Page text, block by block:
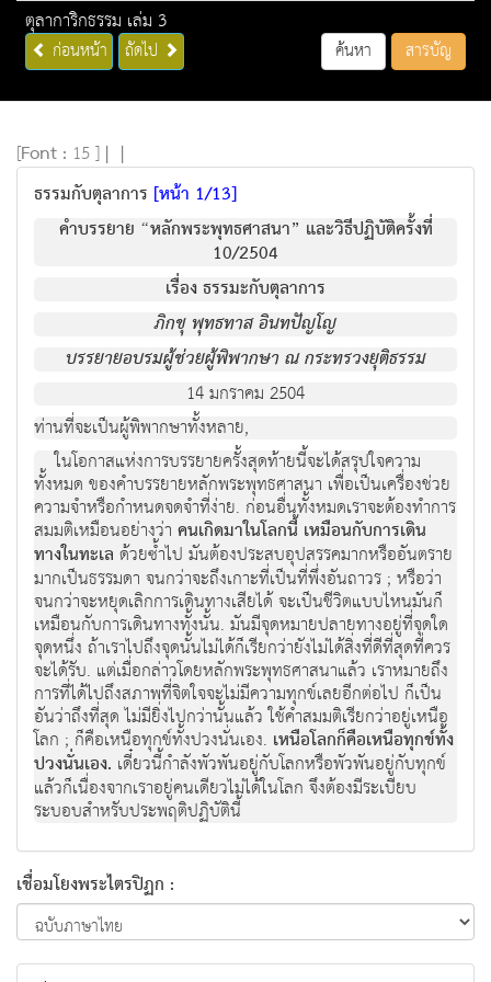
ตุลาการิกธรรม เล่ม 3
ก่อนหน้า ถัดไป ค้นหา สารบัญ
[Font : 15 ] | |
ธรรมกับตุลาการ [หน้า 1/13]
คำบรรยาย “หลักพระพุทธศาสนา” และวิธีปฏิบัติครั้งที่
10/2504
เรื่อง ธรรมะกับตุลาการ
ภิกขุ พุทธทาส อินทปัญโญ
บรรยายอบรมผู้ช่วยผู้พิพากษา ณ กระทรวงยุติธรรม
14 มกราคม 2504
ท่านที่จะเป็นผู้พิพากษาทั้งหลาย,
ในโอกาสแห่งการบรรยายครั้งสุดท้ายนี้จะได้สรุปใจความ
ทั้งหมด ของคำบรรยายหลักพระพุทธศาสนา เพื่อเป็นเครื่องช่วย
ความจำหรือกำหนดจดจำที่ง่าย. ก่อนอื่นทั้งหมดเราจะต้องทำการ
สมมติเหมือนอย่างว่า คนเกิดมาในโลกนี้ เหมือนกับการเดิน
ทางในทะเล ด้วยซ้ำไป มันต้องประสบอุปสรรคมากหรืออันตราย
มากเป็นธรรมดา จนกว่าจะถึงเกาะที่เป็นที่พึ่งอันถาวร ; หรือว่า
จนกว่าจะหยุดเลิกการเดินทางเสียได้ จะเป็นชีวิตแบบไหนมันก็
เหมือนกับการเดินทางทั้งนั้น. มันมีจุดหมายปลายทางอยู่ที่จุดใด
จุดหนึ่ง ถ้าเราไปถึงจุดนั้นไม่ได้ก็เรียกว่ายังไม่ได้สิ่งที่ดีที่สุดที่ควร
จะได้รับ. แต่เมื่อกล่าวโดยหลักพระพุทธศาสนาแล้ว เราหมายถึง
การที่ได้ไปถึงสภาพที่จิตใจจะไม่มีความทุกข์เลยอีกต่อไป ก็เป็น
อันว่าถึงที่สุด ไม่มียิ่งไปกว่านั้นแล้ว ใช้คำสมมติเรียกว่าอยู่เหนือ
โลก ; ก็คือเหนือทุกข์ทั้งปวงนั่นเอง. เหนือโลกก็คือเหนือทุกข์ทั้ง
ปวงนั่นเอง. เดี๋ยวนี้กำลังพัวพันอยู่กับโลกหรือพัวพันอยู่กับทุกข์
แล้วก็เนื่องจากเราอยู่คนเดียวไม่ได้ในโลก จึงต้องมีระเบียบ
ระบอบสำหรับประพฤติปฏิบัตินี้
เชื่อมโยงพระไตรปิฏก :